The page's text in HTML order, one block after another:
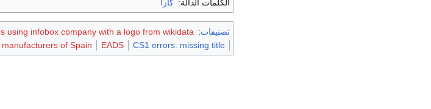
الكلمات الدالة: كازا
تصنيفات:
using infobox company with a logo from wikidata
CS1 errors: missing title
EADS
of Spain